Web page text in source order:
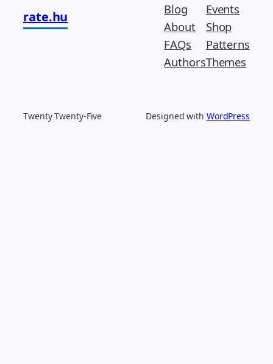
rate.hu
Blog
About
FAQs
Authors
Events
Shop
Patterns
Themes
Twenty Twenty-Five Designed with WordPress